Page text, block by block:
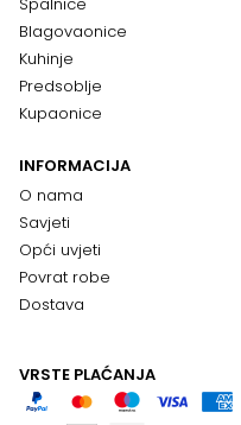
Blagovaonice
Kuhinje
Predsoblje
Kupaonice
INFORMACIJA
O nama
Savjeti
Opći uvjeti
Povrat robe
Dostava
VRSTE PLAĆANJA